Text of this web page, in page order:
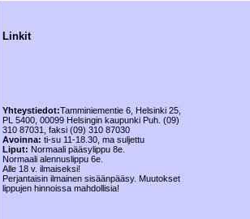
Linkit
Yhteystiedot:Tamminiementie 6, Helsinki 25,
PL 5400, 00099 Helsingin kaupunki Puh. (09)
310 87031, faksi (09) 310 87030
Avoinna: ti-su 11-18.30, ma suljettu
Liput: Normaali pääsylippu 8e.
Normaali alennuslippu 6e.
Alle 18 v. ilmaiseksi!
Perjantaisin ilmainen sisäänpääsy. Muutokset
lippujen hinnoissa mahdollisia!